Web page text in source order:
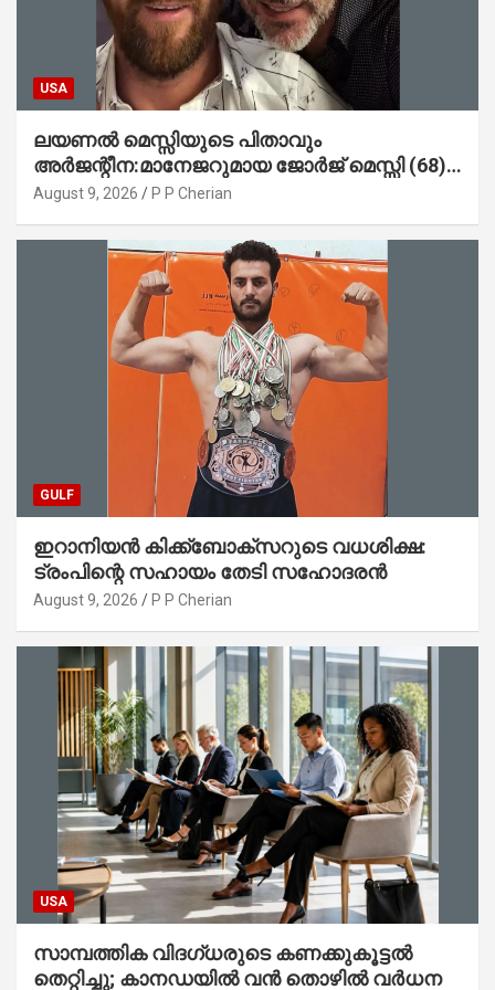
USA
ലയണൽ മെസ്സിയുടെ പിതാവും
അർജന്റീന:മാനേജറുമായ ജോർജ് മെസ്സി (68)
അന്തരിച്ചു
August 9, 2026 P P Cherian
GULF
ഇറാനിയൻ കിക്ക്ബോക്സറുടെ വധശിക്ഷ:
ട്രംപിന്റെ സഹായം തേടി സഹോദരൻ
August 9, 2026 P P Cherian
USA
സാമ്പത്തിക വിദഗ്ധരുടെ കണക്കുകൂട്ടൽ
തെറ്റിച്ചു; കാനഡയിൽ വൻ തൊഴിൽ വർധന